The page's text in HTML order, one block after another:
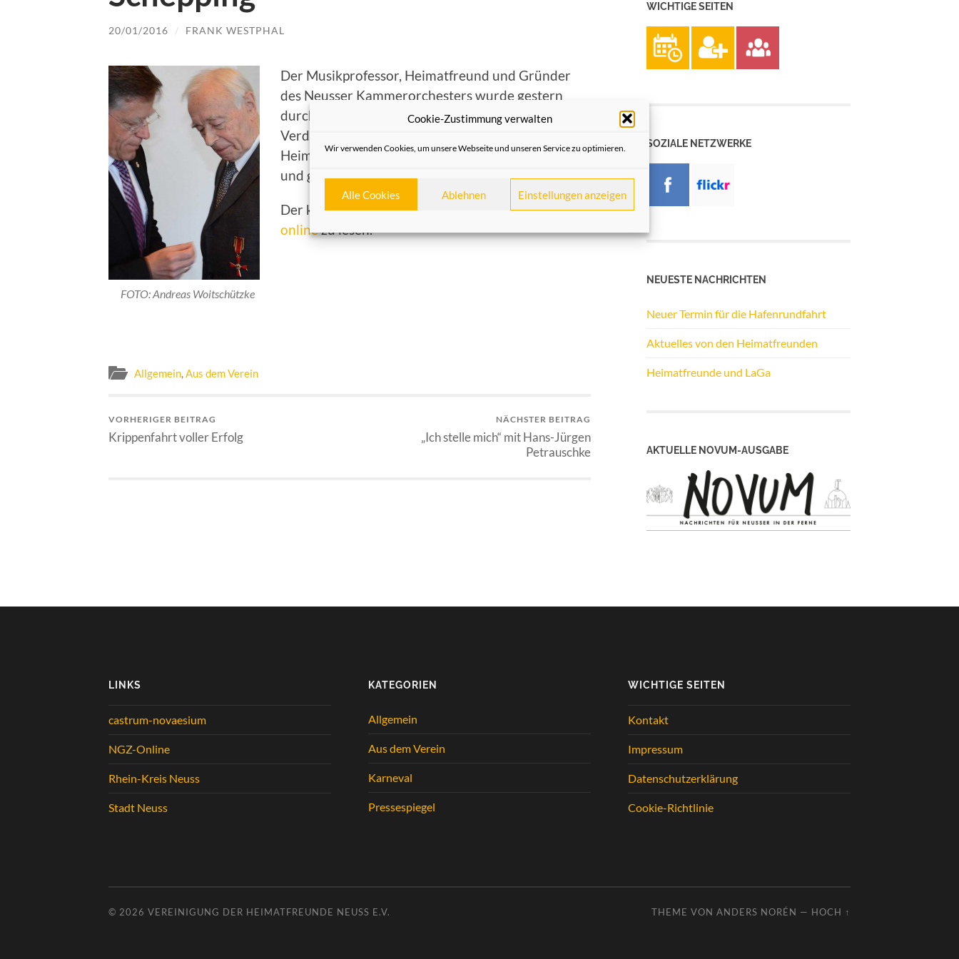
Cookie-Zustimmung verwalten
Wir verwenden Cookies, um unsere Webseite und unseren Service zu optimieren.
Alle Cookies Ablehnen Einstellungen anzeigen
20/01/2016 / FRANK WESTPHAL
FOTO: Andreas Woitschützke
Der Musikprofessor, Heimatfreund und Gründer
des Neusser Kammerorchesters wurde gestern
durch Landrat H.-J. Petrauschke mit dem
Verdienstkreuz am Bande ausgezeichnet. Die
Heimatfreunde freuen sich mit Wilhelm Schepping
und gratulieren herzlich zu der Auszeichnung.
Der komplette Bericht ist in der NGZ und aufNGZ-
onlinezu lesen.
Allgemein,Aus dem Verein
VORHERIGER BEITRAG
Krippenfahrt voller Erfolg
NÄCHSTER BEITRAG
„Ich stelle mich“ mit Hans-Jürgen
Petrauschke
WICHTIGE SEITEN
SOZIALE NETZWERKE
NEUESTE NACHRICHTEN
Neuer Termin für die Hafenrundfahrt
Aktuelles von den Heimatfreunden
Heimatfreunde und LaGa
AKTUELLE NOVUM-AUSGABE
LINKS
castrum-novaesium
NGZ-Online
Rhein-Kreis Neuss
Stadt Neuss
KATEGORIEN
Allgemein
Aus dem Verein
Karneval
Pressespiegel
WICHTIGE SEITEN
Kontakt
Impressum
Datenschutzerklärung
Cookie-Richtlinie
© 2026 VEREINIGUNG DER HEIMATFREUNDE NEUSS E.V. THEME VON ANDERS NORÉN — HOCH ↑